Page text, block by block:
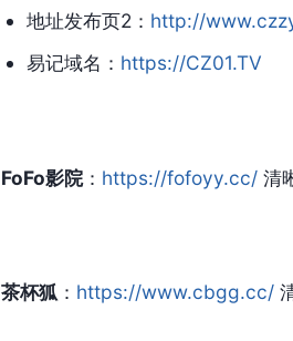
地址发布页2： http://
易记域名： https://CZ01.TV
FoFo影院： https://fofoyy.cc/ 清
茶杯狐 ： https://www.cbgg.cc/